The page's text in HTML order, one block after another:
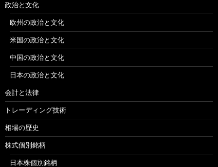
政治と文化
欧州の政治と文化
米国の政治と文化
中国の政治と文化
日本の政治と文化
会計と法律
トレーディング技術
相場の歴史
株式個別銘柄
日本株個別銘柄